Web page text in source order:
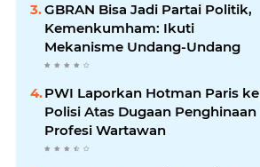
GBRAN Bisa Jadi Partai Politik,
Kemenkumham: Ikuti
Mekanisme Undang-Undang
PWI Laporkan Hotman Paris ke
Polisi Atas Dugaan Penghinaan
Profesi Wartawan